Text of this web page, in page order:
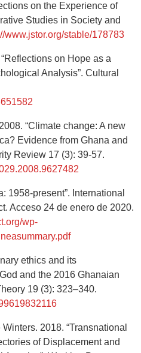
on the Experience of
Studies in Society and
www.jstor.org/stable/178783
on Hope as a
Analysis”. Cultural
“Climate change: A new
Evidence from Ghana and
Review 17 (3): 39-57.
1958-present”. International
Acceso 24 de enero de 2020.
wp-
ethics and its
and the 2016 Ghanaian
19 (3): 323–340.
2018. “Transnational
of Displacement and